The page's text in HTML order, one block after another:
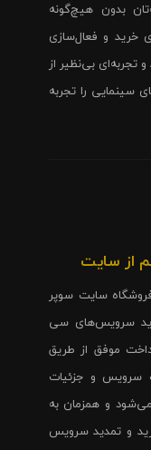
بدون هیچ‌گونه
خرید و فعال‌سازی
بی‌نظیر از
سینمایی را تجربه
از سایت
سایت سوپر
سرویس‌های سی
موفق از طریق
سرویس و جزئیات
و همزمان به
و تمدید سرویس